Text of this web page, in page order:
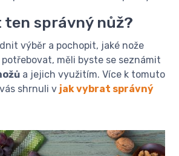
správný nůž?
výběr a pochopit, jaké nože
měli byste se seznámit
a jejich využitím. Více k tomuto
shrnuli v jak vybrat správný